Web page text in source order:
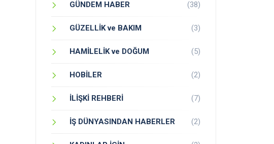
GÜNDEM HABER (38)
GÜZELLİK ve BAKIM (3)
HAMİLELİK ve DOĞUM (5)
HOBİLER (2)
İLİŞKİ REHBERİ (7)
İŞ DÜNYASINDAN HABERLER (2)